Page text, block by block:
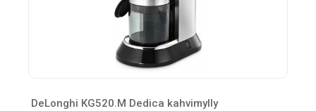
DeLonghi KG520.M Dedica kahvimylly